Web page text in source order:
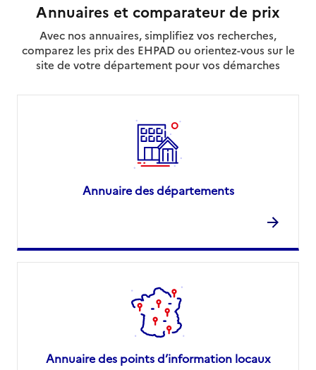
Annuaires et comparateur de prix
Avec nos annuaires, simplifiez vos recherches,
comparez les prix des EHPAD ou orientez-vous sur le
site de votre département pour vos démarches
Annuaire des départements
Annuaire des points d’information locaux